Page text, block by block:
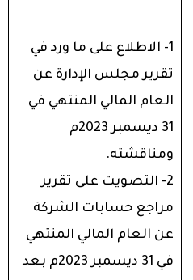
1- الاطلاع على ما ورد في
تقرير مجلس الإدارة عن
العام المالي المنتهي في
31 ديسمبر 2023م
ومناقشته.
2- التصويت على تقرير
مراجع حسابات الشركة
عن العام المالي المنتهي
في 31 ديسمبر 2023م بعد